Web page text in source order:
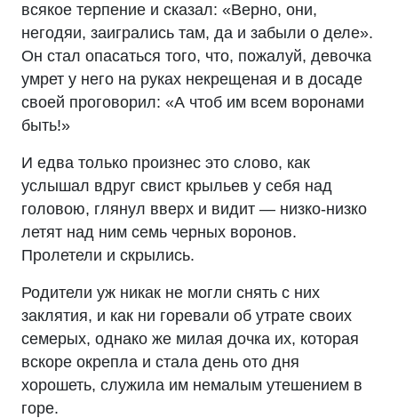
всякое терпение и сказал: «Верно, они,
негодяи, заигрались там, да и забыли о деле».
Он стал опасаться того, что, пожалуй, девочка
умрет у него на руках некрещеная и в досаде
своей проговорил: «А чтоб им всем воронами
быть!»
И едва только произнес это слово, как
услышал вдруг свист крыльев у себя над
головою, глянул вверх и видит — низко-низко
летят над ним семь черных воронов.
Пролетели и скрылись.
Родители уж никак не могли снять с них
заклятия, и как ни горевали об утрате своих
семерых, однако же милая дочка их, которая
вскоре окрепла и стала день ото дня
хорошеть, служила им немалым утешением в
горе.